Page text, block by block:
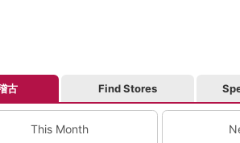
古 Find Stores
This Month